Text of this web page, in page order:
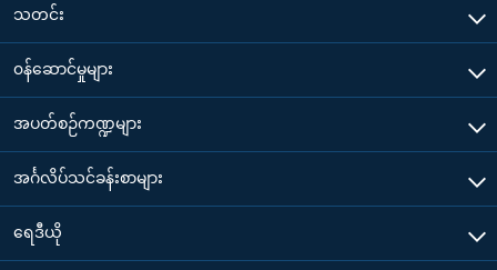
သတင်း
၀န်ဆောင်မှုများ
အပတ်စဉ်ကဏ္ဍများ
အင်္ဂလိပ်သင်ခန်းစာများ
ရေဒီယို